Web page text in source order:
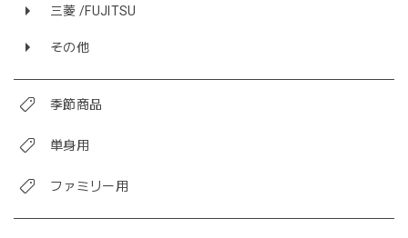
三菱 /FUJITSU
その他
季節商品
単身用
ファミリー用